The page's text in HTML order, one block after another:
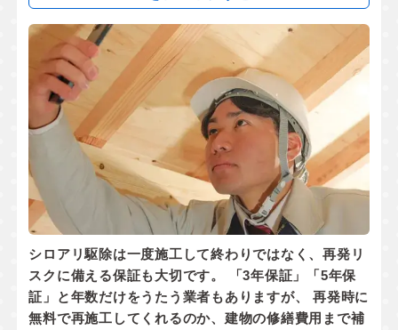
シロアリ駆除は一度施工して終わりではなく、再発リ
スクに備える保証も大切です。 「3年保証」「5年保
証」と年数だけをうたう業者もありますが、 再発時に
無料で再施工してくれるのか、 建物の修繕費用まで補